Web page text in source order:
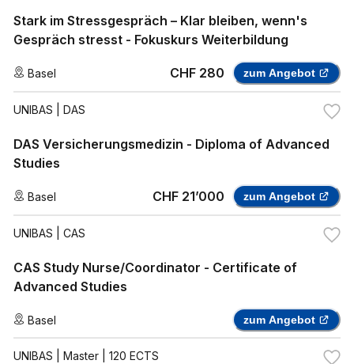
Stark im Stressgespräch – Klar bleiben, wenn's
Gespräch stresst - Fokuskurs Weiterbildung
Basel CHF 280 zum Angebot
UNIBAS | DAS
DAS Versicherungsmedizin - Diploma of Advanced
Studies
Basel CHF 21’000 zum Angebot
UNIBAS | CAS
CAS Study Nurse/Coordinator - Certificate of
Advanced Studies
Basel zum Angebot
UNIBAS | Master | 120 ECTS